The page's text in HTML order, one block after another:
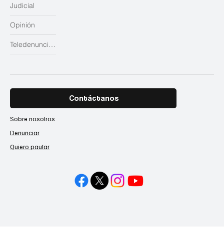
Judicial
Opinión
Teledenuncias
Contáctanos
Sobre nosotros
Denunciar
Quiero pautar